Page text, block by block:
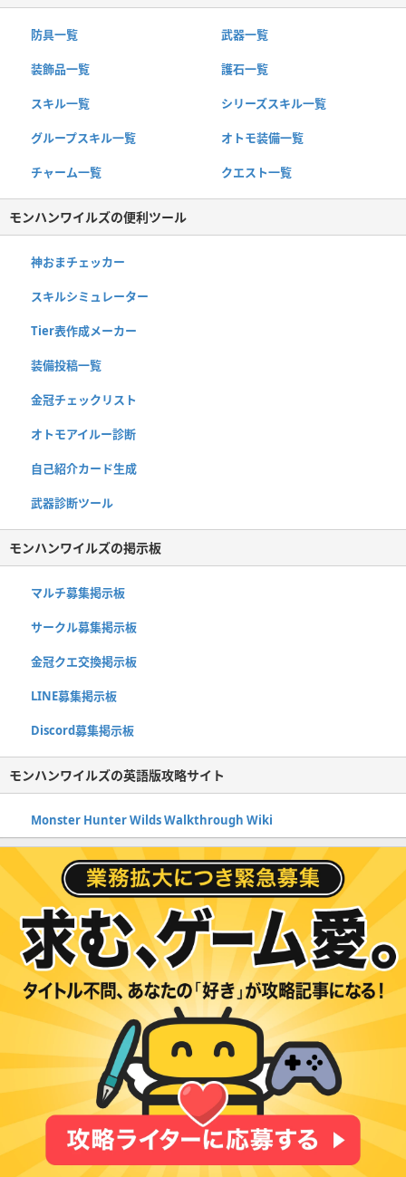
防具一覧 武器一覧
装飾品一覧 護石一覧
スキル一覧 シリーズスキル一覧
グループスキル一覧 オトモ装備一覧
チャーム一覧 クエスト一覧
モンハンワイルズの便利ツール
神おまチェッカー
スキルシミュレーター
Tier表作成メーカー
装備投稿一覧
金冠チェックリスト
オトモアイルー診断
自己紹介カード生成
武器診断ツール
モンハンワイルズの掲示板
マルチ募集掲示板
サークル募集掲示板
金冠クエ交換掲示板
LINE募集掲示板
Discord募集掲示板
モンハンワイルズの英語版攻略サイト
Monster Hunter Wilds Walkthrough Wiki